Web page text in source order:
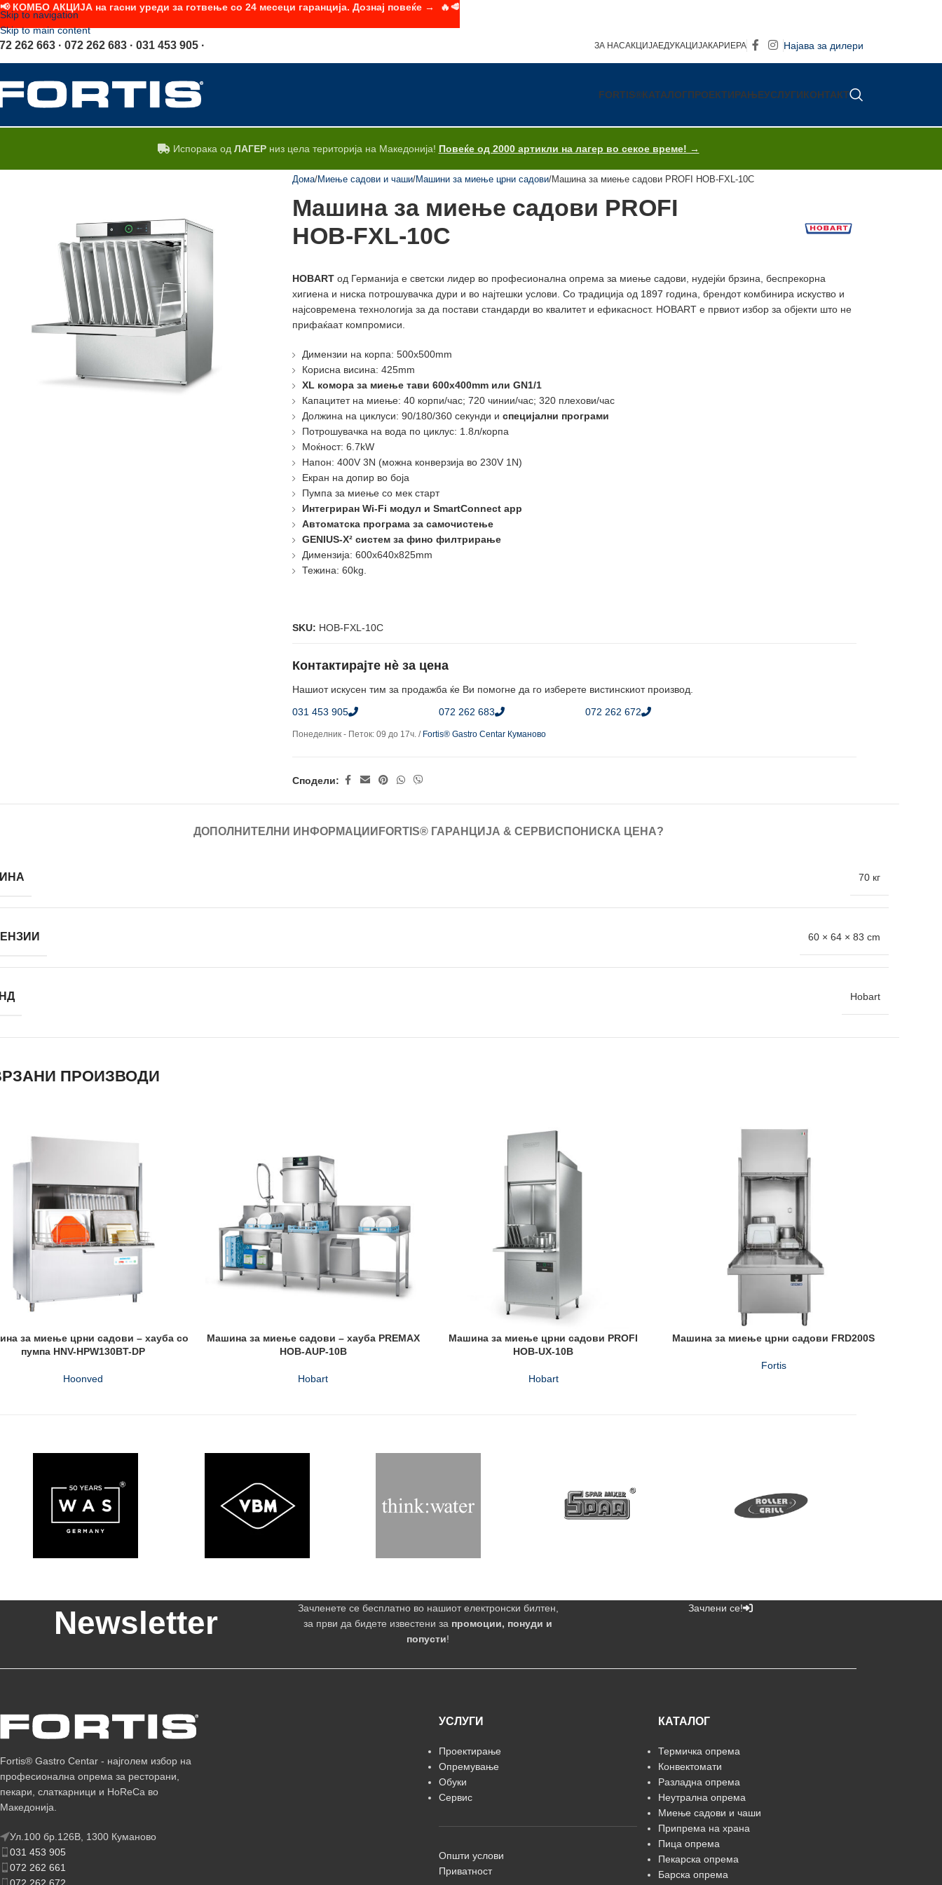
Skip to navigation
Skip to main content
262 663 · 072 262 683 · 031 453 905 · ЗА НАСАКЦИЈАЕДУКАЦИЈАКАРИЕРА Најава за дилери
FORTIS®КАТАЛОГПРОЕКТИРАЊЕУСЛУГИКОНТАКТ
Испорака од ЛАГЕРниз цела територија на Македонија! Повеќе од 2000 артикли на лагер во секое време! →
Дома Миење садови и чаши Машини за миење црни садови Машина за миење садови PROFI HOB-FXL-10C
Машина за миење садови PROFI
HOB-FXL-10C
HOBARTод Германија е светски лидер во професионална опрема за миење садови, нудејќи брзина, беспрекорна
хигиена и ниска потрошувачка дури и во најтешки услови. Со традиција од 1897 година, брендот комбинира искуство и
најсовремена технологија за да постави стандарди во квалитет и ефикасност. HOBART е првиот избор за објекти што не
прифаќаат компромиси.
Димензии на корпа: 500х500mm
Корисна висина: 425mm
XL комора за миење тави 600x400mm или GN1/1
Капацитет на миење: 40 корпи/час; 720 чинии/час; 320 плехови/час
Должина на циклуси: 90/180/360 секунди испецијални програми
Потрошувачка на вода по циклус: 1.8л/корпа
Моќност: 6.7kW
Напон: 400V 3N (можна конверзија во 230V 1N)
Екран на допир во боја
Пумпа за миење со мек старт
Интегриран Wi-Fi модул и SmartConnect app
Автоматска програма за самочистење
GENIUS-X² систем за фино филтрирање
Димензија: 600x640x825mm
Тежина: 60kg.
SKU: HOB-FXL-10C
Контактирајте нè за цена
Нашиот искусен тим за продажба ќе Ви помогне да го изберете вистинскиот производ.
031 453 905
072 262 683 072 262 672
Понеделник - Петок: 09 до 17ч. / Fortis® Gastro Centar Куманово
Сподели:
ДОПОЛНИТЕЛНИ ИНФОРМАЦИИ FORTIS® ГАРАНЦИЈА & СЕРВИС ПОНИСКА ЦЕНА?
70 кг
60 × 64 × 83 cm
Hobart
ПРОИЗВОДИ
за миење црни садови – хауба со
пумпа HNV-HPW130BT-DP
Hoonved
Машина за миење садови – хауба PREMAX
HOB-AUP-10B
Hobart
Машина за миење црни садови PROFI
HOB-UX-10B
Hobart
Машина за миење црни садови FRD200S
Fortis
Newsletter
Зачленете се бесплатно во нашиот електронски билтен,
за први да бидете известени за промоции, понуди и
попусти!
Зачлени се!
Fortis® Gastro Centar - најголем избор на
професионална опрема за ресторани,
пекари, слаткарници и HoReCa во
Македонија.
Ул.100 бр.126В, 1300 Куманово
031 453 905
072 262 661
УСЛУГИ
Проектирање
Опремување
Обуки
Сервис
Општи услови
Приватност
КАТАЛОГ
Термичка опрема
Конвектомати
Разладна опрема
Неутрална опрема
Миење садови и чаши
Припрема на храна
Пица опрема
Пекарска опрема
Барска опрема
📢 КОМБО АКЦИЈА на гасни уреди за готвење со 24 месеци гаранција. Дознај повеќе → 🔥🥩